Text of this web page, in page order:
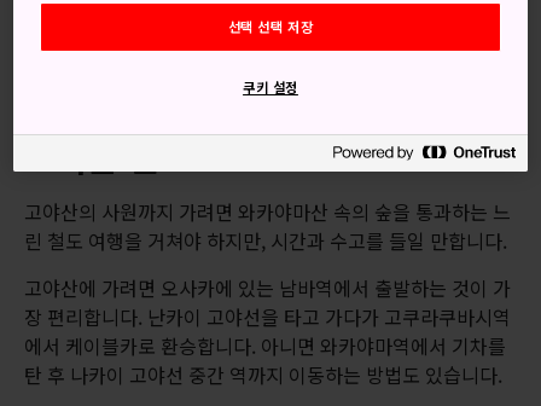
고야산의 전통 불교식 사찰요리
고야산의 사원까지 가려면 와카야마산 속의 숲을 통과하는 느
린 철도 여행을 거쳐야 하지만, 시간과 수고를 들일 만합니다.
고야산에 가려면 오사카에 있는 남바역에서 출발하는 것이 가
장 편리합니다. 난카이 고야선을 타고 가다가 고쿠라쿠바시역
에서 케이블카로 환승합니다. 아니면 와카야마역에서 기차를
탄 후 나카이 고야선 중간 역까지 이동하는 방법도 있습니다.
선택 선택 저장
쿠키 설정